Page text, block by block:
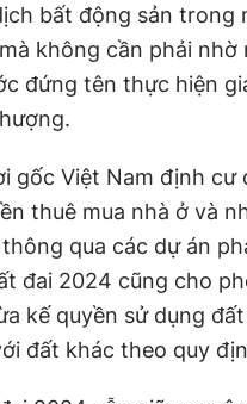
bất động sản
không cần phải nhờ
đứng tên thực hiện
gốc Việt Nam định cư
thuê mua nhà ở và
qua các dự án
đai 2024 cũng cho
kế quyền sử dụng
đất khác theo quy